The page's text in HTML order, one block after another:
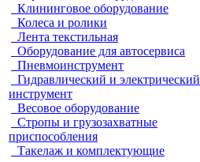
Клининговое оборудование
Колеса и ролики
Лента текстильная
Оборудование для автосервиса
Пневмоинструмент
Гидравлический и электрический
инструмент
Весовое оборудование
Стропы и грузозахватные
приспособления
Такелаж и комплектующие